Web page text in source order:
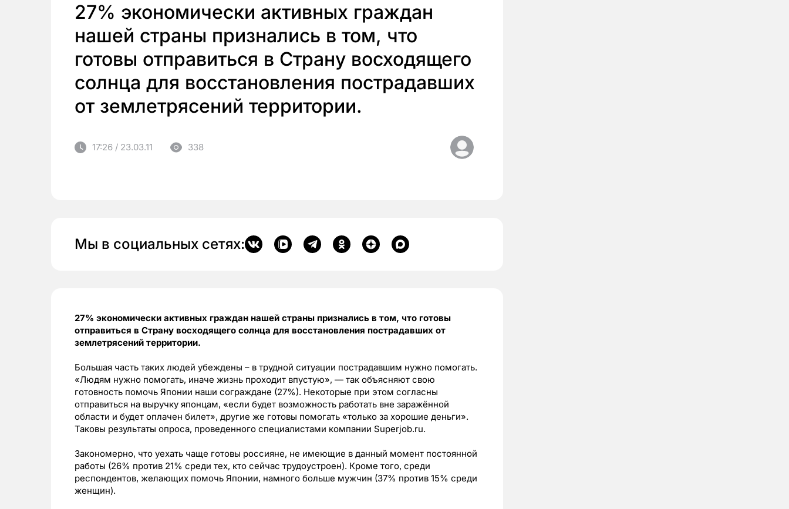
27% экономически активных граждан
нашей страны признались в том, что
готовы отправиться в Страну восходящего
солнца для восстановления пострадавших
от землетрясений территории.
17:26 / 23.03.11 338
Мы в социальных сетях:
27% экономически активных граждан нашей страны признались в том, что готовы
отправиться в Страну восходящего солнца для восстановления пострадавших от
землетрясений территории.
Большая часть таких людей убеждены – в трудной ситуации пострадавшим нужно помогать.
«Людям нужно помогать, иначе жизнь проходит впустую», — так объясняют свою
готовность помочь Японии наши сограждане (27%). Некоторые при этом согласны
отправиться на выручку японцам, «если будет возможность работать вне заражённой
области и будет оплачен билет», другие же готовы помогать «только за хорошие деньги».
Таковы результаты опроса, проведенного специалистами компании Superjob.ru.
Закономерно, что уехать чаще готовы россияне, не имеющие в данный момент постоянной
работы (26% против 21% среди тех, кто сейчас трудоустроен). Кроме того, среди
респондентов, желающих помочь Японии, намного больше мужчин (37% против 15% среди
женщин).